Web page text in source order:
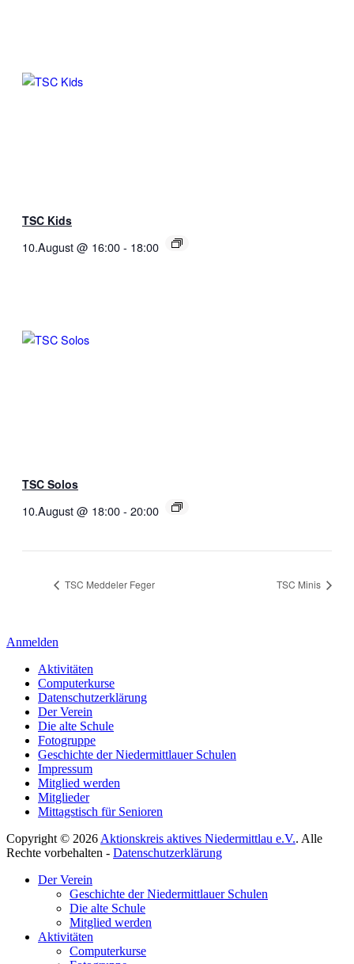
TSC Kids
10.August @ 16:00- 18:00
TSC Solos
10.August @ 18:00- 20:00
TSC Meddeler Feger TSC Minis
Anmelden
Aktivitäten
Computerkurse
Datenschutzerklärung
Der Verein
Die alte Schule
Fotogruppe
Geschichte der Niedermittlauer Schulen
Impressum
Mitglied werden
Mitglieder
Mittagstisch für Senioren
Copyright © 2026 Aktionskreis aktives Niedermittlau e.V.. Alle
Rechte vorbehalten - Datenschutzerklärung
scrollenDer Verein
Geschichte der Niedermittlauer Schulen
Die alte Schule
Mitglied werden
Aktivitäten
Computerkurse